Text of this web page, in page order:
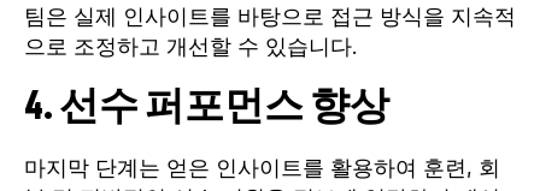
팀은 실제 인사이트를 바탕으로 접근 방식을 지속적
으로 조정하고 개선할 수 있습니다.
4. 선수 퍼포먼스 향상
마지막 단계는 얻은 인사이트를 활용하여 훈련, 회